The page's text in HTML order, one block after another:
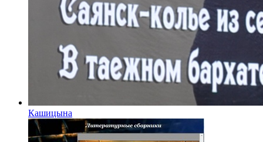
Кашицына